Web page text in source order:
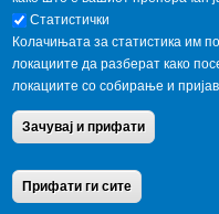
Copyright © 2013 Garnet All
Home
Статистички
Колачињата за статистика им
локациите да разберат како
локациите со собирање и
Зачувај и прифати
Прифати ги сите